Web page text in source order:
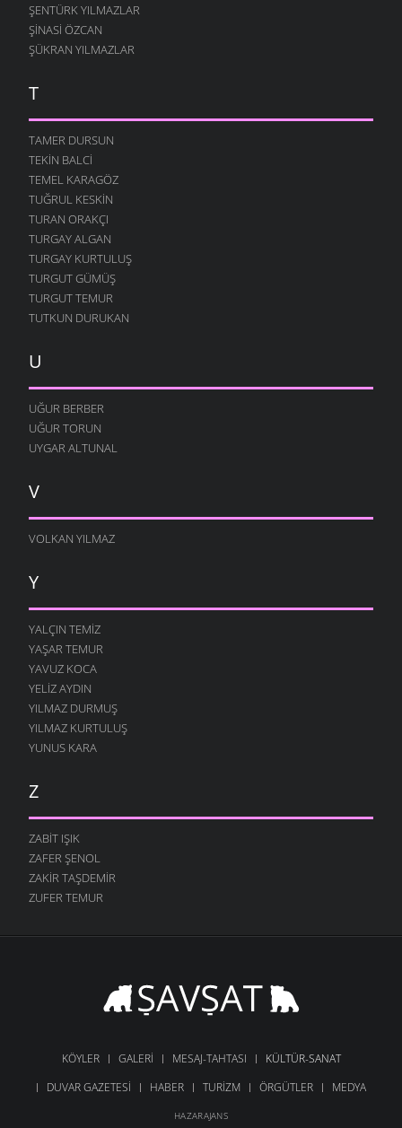
ŞENTÜRK YILMAZLAR
ŞINASI ÖZCAN
ŞÜKRAN YILMAZLAR
T
TAMER DURSUN
TEKIN BALCI
TEMEL KARAGÖZ
TUĞRUL KESKIN
TURAN ORAKÇI
TURGAY ALGAN
TURGAY KURTULUŞ
TURGUT GÜMÜŞ
TURGUT TEMUR
TUTKUN DURUKAN
U
UĞUR BERBER
UĞUR TORUN
UYGAR ALTUNAL
V
VOLKAN YILMAZ
Y
YALÇIN TEMIZ
YAŞAR TEMUR
YAVUZ KOCA
YELIZ AYDIN
YILMAZ DURMUŞ
YILMAZ KURTULUŞ
YUNUS KARA
Z
ZABIT IŞIK
ZAFER ŞENOL
ZAKIR TAŞDEMIR
ZUFER TEMUR
KÖYLER GALERI MESAJ-TAHTASI
KÜLTÜR-SANAT
DUVAR GAZETESI
HABER TURIZM ÖRGÜTLER MEDYA
HAZARAJANS